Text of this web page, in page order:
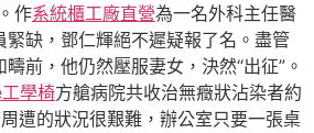
作系統櫃工廠直營為一名外科主任醫
緊缺，鄧仁輝絕不遲疑報了名。盡管
疇前，他仍然壓服妻女，決然“出征”。
學椅方艙病院共收治無癥狀沾染者約
遭的狀況很艱難，辦公室只要一張桌